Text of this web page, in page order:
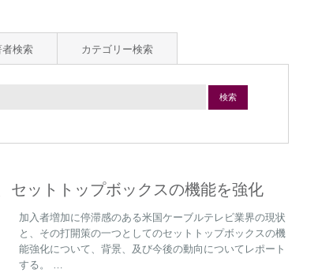
検索 カテゴリー検索
検索
セットトップボックスの機能を強化
加入者増加に停滞感のある米国ケーブルテレビ業界の現状
と、その打開策の一つとしてのセットトップボックスの機
能強化について、背景、及び今後の動向についてレポート
する。 …